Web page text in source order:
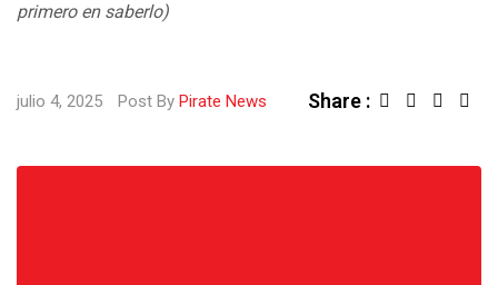
primero en saberlo)
julio 4, 2025 Post By Pirate News Share :